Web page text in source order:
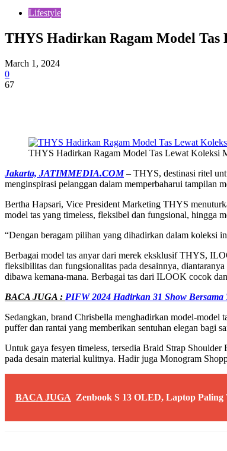
Lifestyle
THYS Hadirkan Ragam Model Tas
March 1, 2024
0
67
THYS Hadirkan Ragam Model Tas Lewat Koleksi
Jakarta, JATIMMEDIA.COM– THYS, destinasi ritel
menginspirasi pelanggan dalam memperbaharui tampilan
Bertha Hapsari, Vice President Marketing THYS
model tas yang timeless, fleksibel dan fungsional, hingga
“Dengan beragam pilihan yang dihadirkan dalam koleksi
Berbagai model tas anyar dari merek eksklusif THYS,
fleksibilitas dan fungsionalitas pada desainnya,
dibawa kemana-mana. Berbagai tas dari ILOOK cocok
BACA JUGA : PIFW 2024 Hadirkan 31 Show
Sedangkan, brand Chrisbella menghadirkan model-
puffer dan rantai yang memberikan sentuhan elegan bagi
Untuk gaya fesyen timeless, tersedia Braid Strap
pada desain material kulitnya. Hadir juga Monogram
BACA JUGA Zenbook S 13 OLED, Laptop